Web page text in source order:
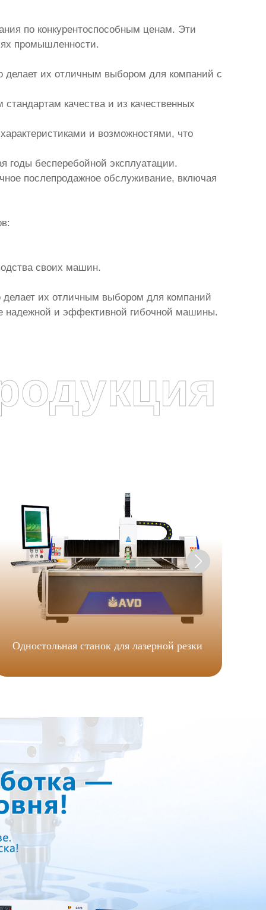
по конкурентоспособным ценам. Эти
промышленности.
их отличным выбором для компаний с
качества и из качественных
и возможностями, что
годы бесперебойной эксплуатации.
послепродажное обслуживание, включая
своих машин.
их отличным выбором для компаний
и эффективной гибочной машины.
Одностольная станок для лазерной резки